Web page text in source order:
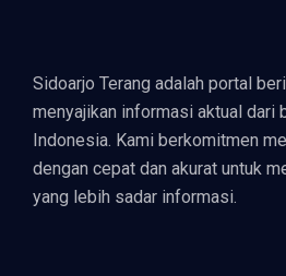
Sidoarjo Terang adalah portal
menyajikan informasi aktual dari
Indonesia. Kami berkomitmen
dengan cepat dan akurat untuk
yang lebih sadar informasi.